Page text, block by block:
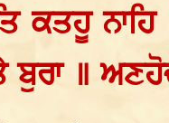
ਕਤਹੂ
॥